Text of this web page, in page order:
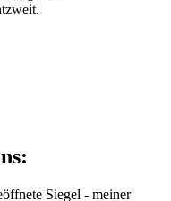
Siegel - meiner